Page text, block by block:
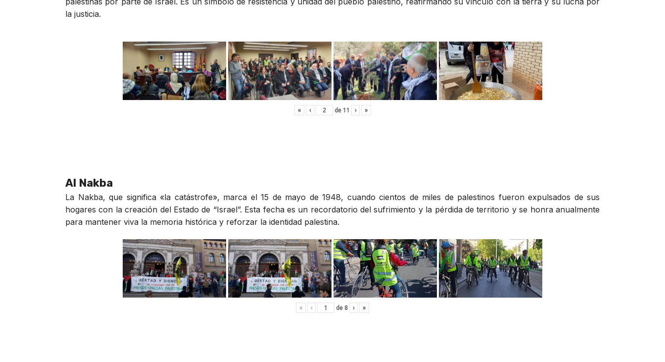
la justicia.
« ‹ de 11 › »
Al Nakba
La Nakba, que significa «la catástrofe», marca el 15 de mayo de 1948, cuando cientos de miles de palestinos fueron expulsados de sus
hogares con la creación del Estado de “Israel”. Esta fecha es un recordatorio del sufrimiento y la pérdida de territorio y se honra anualmente
para mantener viva la memoria histórica y reforzar la identidad palestina.
« ‹ de 8 › »